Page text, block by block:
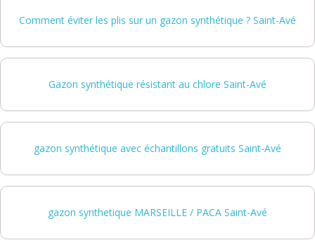
Comment éviter les plis sur un gazon synthétique ? Saint-Avé
Gazon synthétique résistant au chlore Saint-Avé
gazon synthétique avec échantillons gratuits Saint-Avé
gazon synthetique MARSEILLE / PACA Saint-Avé